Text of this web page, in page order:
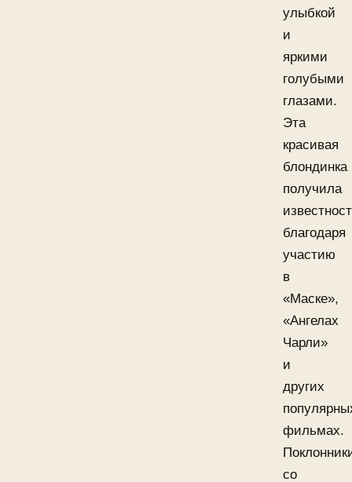
улыбкой
и
яркими
голубыми
глазами.
Эта
красивая
блондинка
получила
благодаря
участию
в
«Маске»,
«Ангелах
Чарли»
и
других
фильмах.
со